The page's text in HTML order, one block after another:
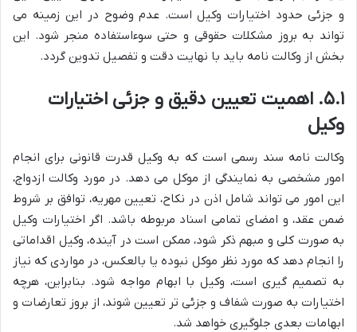
و جزئی حدود اختیارات وکیل است. عدم وضوح در این زمینه می
تواند به بروز مشکلات حقوقی و حتی سوءاستفاده منجر شود. این
بخش از وکالت نامه باید با نهایت دقت و تفصیل تدوین گردد.
۵.۱. اهمیت تعیین دقیق و جزئی اختیارات
وکیل
وکالت نامه سند رسمی است که به وکیل قدرت قانونی برای انجام
امور مشخصی به نمایندگی از موکل می دهد. در مورد وکالت ازدواج،
این امور می تواند شامل اذن در نکاح، تعیین مهریه، توافق بر شروط
ضمن عقد، و امضای تمامی اسناد مربوطه باشد. اگر اختیارات وکیل
به صورت کلی و مبهم ذکر شود، ممکن است در آینده، وکیل اقداماتی
را انجام دهد که مورد نظر موکل نبوده یا بالعکس، در مواردی که نیاز
به تصمیم گیری است، وکیل با ابهام مواجه شود. بنابراین، هرچه
اختیارات به صورت شفاف و جزئی تر تعیین شوند، از بروز تعارضات و
ابهامات بعدی جلوگیری خواهد شد.